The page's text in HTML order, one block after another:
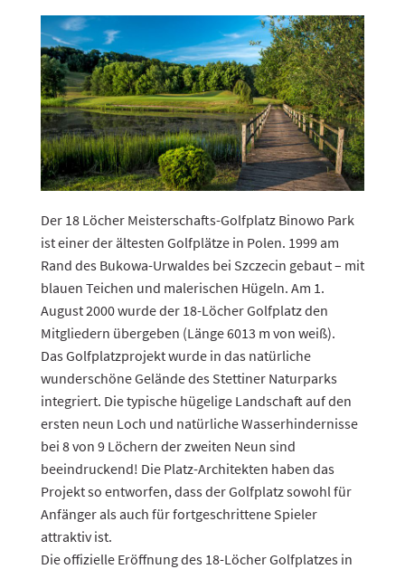
Der 18 Löcher Meisterschafts-Golfplatz Binowo Park
ist einer der ältesten Golfplätze in Polen. 1999 am
Rand des Bukowa-Urwaldes bei Szczecin gebaut – mit
blauen Teichen und malerischen Hügeln. Am 1.
August 2000 wurde der 18-Löcher Golfplatz den
Mitgliedern übergeben (Länge 6013 m von weiß).
Das Golfplatzprojekt wurde in das natürliche
wunderschöne Gelände des Stettiner Naturparks
integriert. Die typische hügelige Landschaft auf den
ersten neun Loch und natürliche Wasserhindernisse
bei 8 von 9 Löchern der zweiten Neun sind
beeindruckend! Die Platz-Architekten haben das
Projekt so entworfen, dass der Golfplatz sowohl für
Anfänger als auch für fortgeschrittene Spieler
attraktiv ist.
Die offizielle Eröffnung des 18-Löcher Golfplatzes in